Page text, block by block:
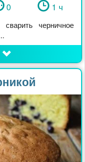
0 1 ч
черничное